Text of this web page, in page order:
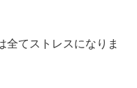
てストレスになりま